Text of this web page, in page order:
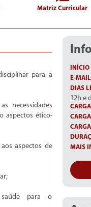
Matriz Curricular
para a
necessidades
aspectos ético-
aspectos de
para o
E-
DIAS
12h e
MAIS